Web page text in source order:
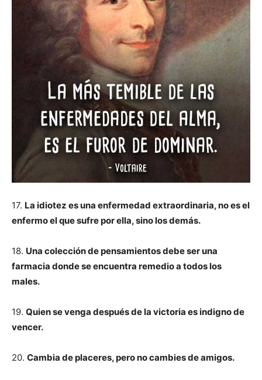
17. La idiotez es una enfermedad extraordinaria, no es el
enfermo el que sufre por ella, sino los demás.
18. Una colección de pensamientos debe ser una
farmacia donde se encuentra remedio a todos los
males.
19. Quien se venga después de la victoria es indigno de
vencer.
20. Cambia de placeres, pero no cambies de amigos.